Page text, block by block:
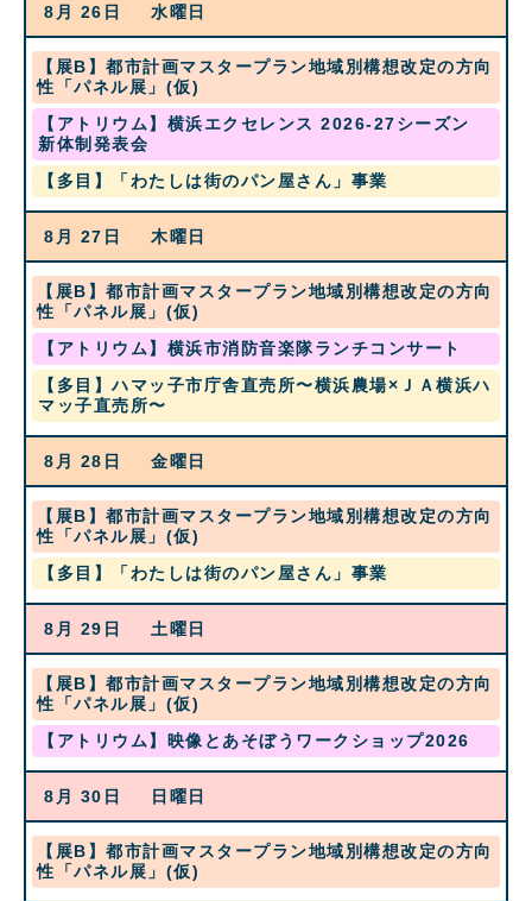
25th
2026
8
月
25th
2026
水曜日
8月 26
水
曜
日,
月
19th
2026
【展B】都市計画マスタープラン地域別構想改定の方向
性「パネル展」(仮)
水
曜
日,
月
2026
【アトリウム】横浜エクセレンス 2026-27シーズン
新体制発表会
水
曜
8
月
26th
2026
【多目】「わたしは街のパン屋さん」事業
木曜日
8月 27
水
曜
日,
月
19th
2026
【展B】都市計画マスタープラン地域別構想改定の方向
性「パネル展」(仮)
木
曜
日,
8
月
2026
【アトリウム】横浜市消防音楽隊ランチコンサート
木
曜
日,
月
27th
2026
【多目】ハマッ子市庁舎直売所〜横浜農場×ＪＡ横浜ハ
マッ子直売所〜
金曜日
8月 28
水
曜
日,
月
2026
【展B】都市計画マスタープラン地域別構想改定の方向
性「パネル展」(仮)
金
曜
8
月
28th
2026
【多目】「わたしは街のパン屋さん」事業
土曜日
8月 29
水
曜
日,
月
2026
【展B】都市計画マスタープラン地域別構想改定の方向
性「パネル展」(仮)
土
曜
8
月
29th
2026
【アトリウム】映像とあそぼうワークショップ2026
日曜日
8月 30
水
曜
日,
【展B】都市計画マスタープラン地域別構想改定の方向
性「パネル展」(仮)